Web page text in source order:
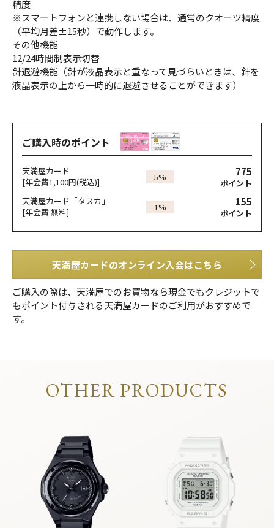
精度
※スマートフォンと連携しない場合は、通常のクオーツ精度
（平均月差±15秒）で動作します。
その他機能
12/24時間制表示切替
針退避機能（針が液晶表示と重なって見づらいときは、針を
液晶表示の上から一時的に退避させることができます）
ご購入時のポイント
天満屋カード
[年会費1,100円(税込)]
5% 775
ポイント
天満屋カード「タスカ」
[年会費 無料]
1% 155
ポイント
天満屋カードのオンライン入会はこちら
ご購入の際は、天満屋でのお買物なら現金でもクレジットで
もポイント付与される天満屋カードのご利用がおすすめで
す。
OTHER PRODUCTS